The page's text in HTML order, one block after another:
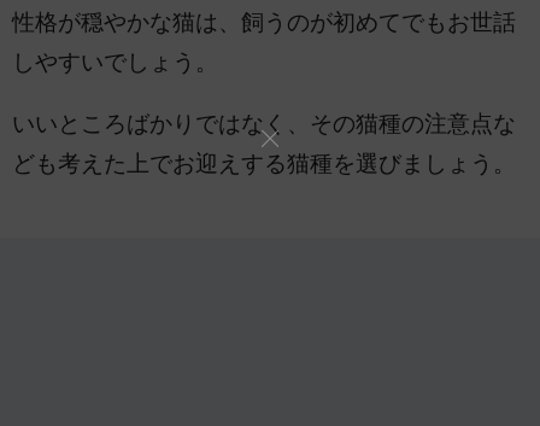
性格が穏やかな猫は、飼うのが初めてでもお世話
しやすいでしょう。
いいところばかりではなく、その猫種の注意点な
ども考えた上でお迎えする猫種を選びましょう。